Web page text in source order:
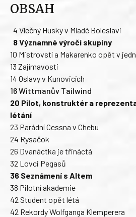
OBSAH
4 Vlečný Husky v Mladé Boleslavi
8 Významné výročí skupiny
10 Mistrovstí a Makarenko opět v
13 Zajímavosti
14 Oslavy v Kunovicích
16 Wittmanův Tailwind
20 Pilot, konstruktér a
létání
23 Parádní Cessna v Chebu
24 Rysačok
26 Dvanáctka je třináctá
32 Lovci Pegasů
36 Seznámení s Altem
38 Pilotní akademie
42 Student opět létá
42 Rekordy Wolfganga Klemperera